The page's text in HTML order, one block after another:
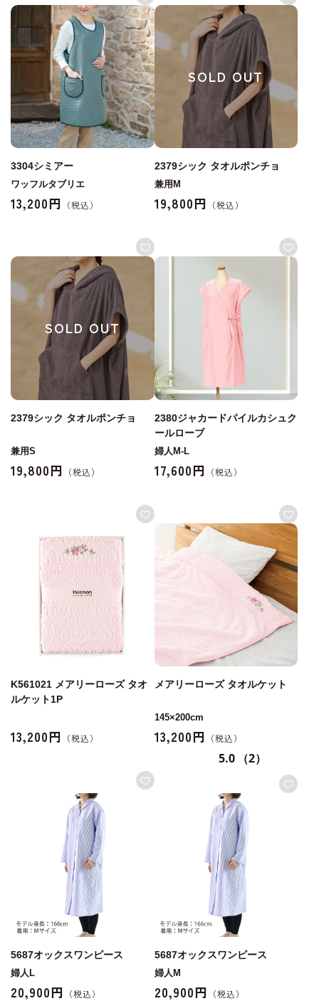
3304シミアー
ワッフルタブリエ
13,200円
SOLD OUT
2379シック タオルポンチョ
兼用M
19,800円
SOLD OUT
2379シック タオルポンチョ
兼用S
19,800円
2380ジャカードパイルカシュク
ールローブ
婦人M-L
17,600円
K561021 メアリーローズ タオ
ルケット1P
13,200円
メアリーローズ タオルケット
145×200cm
13,200円
5.0 （2）
5687オックスワンピース
婦人L
20,900円
5687オックスワンピース
婦人M
20,900円